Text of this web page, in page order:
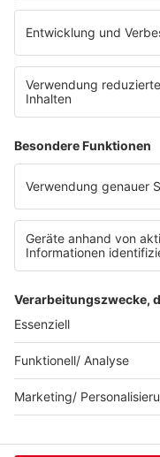
Kontakt
Partner
Radioplayer
Eisbären
Berliner Rundfunk 91.4
94,3 RS2